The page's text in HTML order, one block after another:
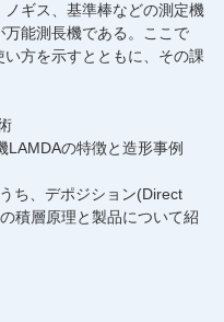
ギス、基準棒などの測定機
能測長機である。ここで
方を示すとともに、その課
LAMDAの特徴と造形事例
ち、デポジション(Direct
積層原理と製品について紹